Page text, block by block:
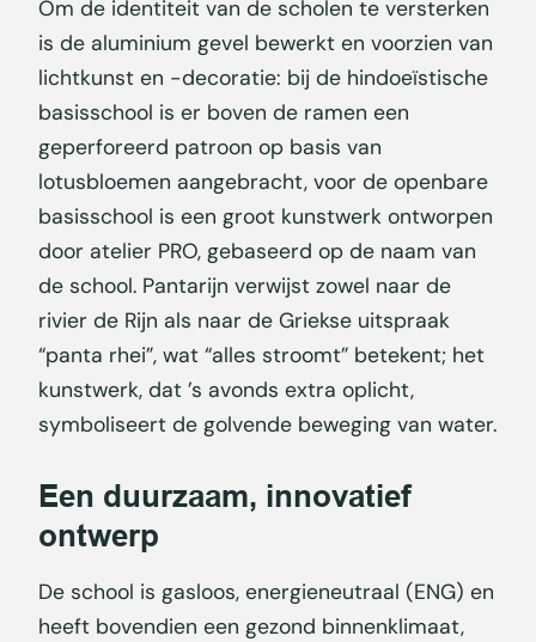
Om de identiteit van de scholen te versterken
is de aluminium gevel bewerkt en voorzien van
lichtkunst en -decoratie: bij de hindoeïstische
basisschool is er boven de ramen een
geperforeerd patroon op basis van
lotusbloemen aangebracht, voor de openbare
basisschool is een groot kunstwerk ontworpen
door atelier PRO, gebaseerd op de naam van
de school. Pantarijn verwijst zowel naar de
rivier de Rijn als naar de Griekse uitspraak
“panta rhei”, wat “alles stroomt” betekent; het
kunstwerk, dat ’s avonds extra oplicht,
symboliseert de golvende beweging van water.
Een duurzaam, innovatief
ontwerp
De school is gasloos, energieneutraal (ENG) en
heeft bovendien een gezond binnenklimaat,